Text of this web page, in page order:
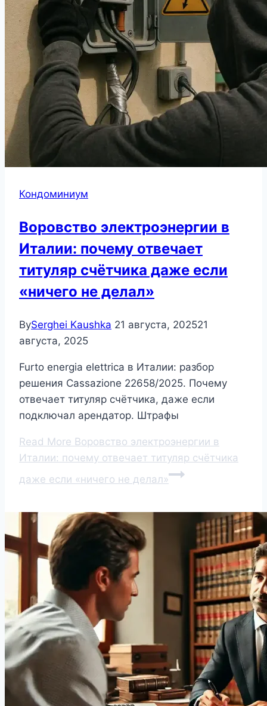
Кондоминиум
Воровство электроэнергии в
Италии: почему отвечает
титуляр счётчика даже если
«ничего не делал»
BySerghei Kaushka 21 августа, 202521
августа, 2025
Furto energia elettrica в Италии: разбор
решения Cassazione 22658/2025. Почему
отвечает титуляр счётчика, даже если
подключал арендатор. Штрафы
Read More Воровство электроэнергии в
Италии: почему отвечает титуляр счётчика
даже если «ничего не делал»